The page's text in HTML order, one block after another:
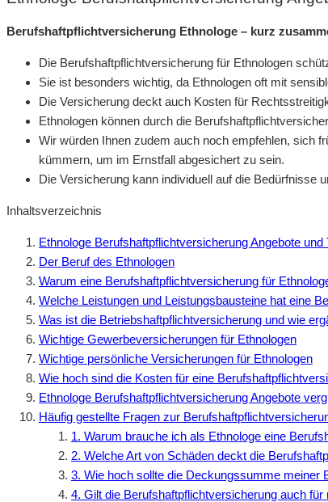
Berufshaftpflichtversicherung Ethnologe – kurz
Die Berufshaftpflichtversicherung für Ethnologen
Sie ist besonders wichtig, da Ethnologen oft mit
Die Versicherung deckt auch Kosten für
Ethnologen können durch die
Wir würden Ihnen zudem auch noch empfehlen, sich
kümmern, um im Ernstfall abgesichert zu sein.
Die Versicherung kann individuell auf die Bedürfnisse
Inhaltsverzeichnis
Ethnologe Berufshaftpflichtversicherung Angebote und
Der Beruf des Ethnologen
Warum eine Berufshaftpflichtversicherung für
Welche Leistungen und Leistungsbausteine hat eine
Was ist die Betriebshaftpflichtversicherung und wie
Wichtige Gewerbeversicherungen für Ethnologen
Wichtige persönliche Versicherungen für Ethnologen
Wie hoch sind die Kosten für eine
Ethnologe Berufshaftpflichtversicherung Angebote
Häufig gestellte Fragen zur
1. Warum brauche ich als Ethnologe eine
2. Welche Art von Schäden deckt die
3. Wie hoch sollte die Deckungssumme meiner
4. Gilt die Berufshaftpflichtversicherung auch für